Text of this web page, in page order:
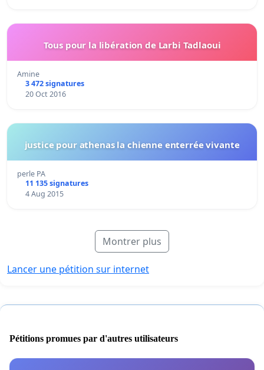
Tous pour la libération de Larbi Tadlaoui
Amine
3 472 signatures
20 Oct 2016
justice pour athenas la chienne enterrée vivante
perle PA
11 135 signatures
4 Aug 2015
Montrer plus
Lancer une pétition sur internet
Pétitions promues par d'autres utilisateurs